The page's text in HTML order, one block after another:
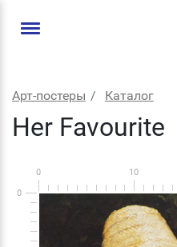
Арт-постеры Каталог
Her Favourite
0 10
0